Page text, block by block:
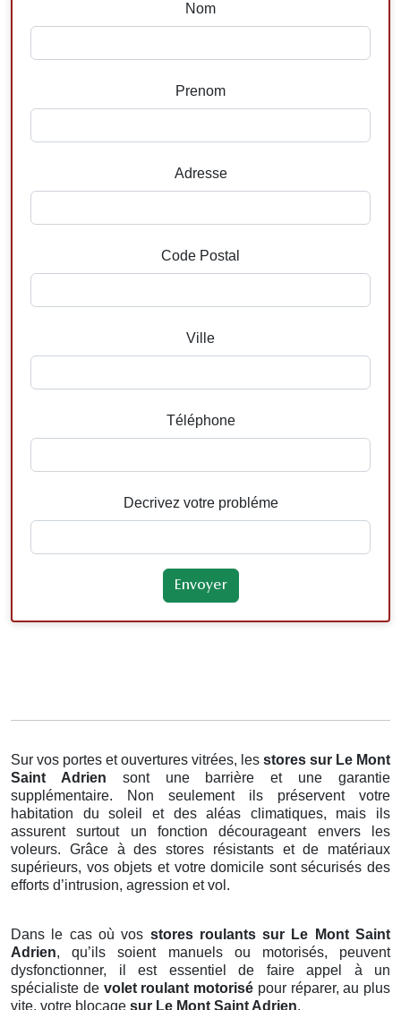
Nom
Prenom
Adresse
Code Postal
Ville
Téléphone
Decrivez votre probléme
Sur vos portes et ouvertures vitrées, les stores sur Le Mont
Saint Adrien sont une barrière et une garantie
supplémentaire. Non seulement ils préservent votre
habitation du soleil et des aléas climatiques, mais ils
assurent surtout un fonction décourageant envers les
voleurs. Grâce à des stores résistants et de matériaux
supérieurs, vos objets et votre domicile sont sécurisés des
efforts d’intrusion, agression et vol.
Dans le cas où vos stores roulants sur Le Mont Saint
Adrien, qu’ils soient manuels ou motorisés, peuvent
dysfonctionner, il est essentiel de faire appel à un
spécialiste de volet roulant motorisé pour réparer, au plus
vite, votre blocage sur Le Mont Saint Adrien.